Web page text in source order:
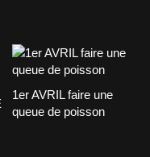
1er AVRIL faire une
queue de poisson